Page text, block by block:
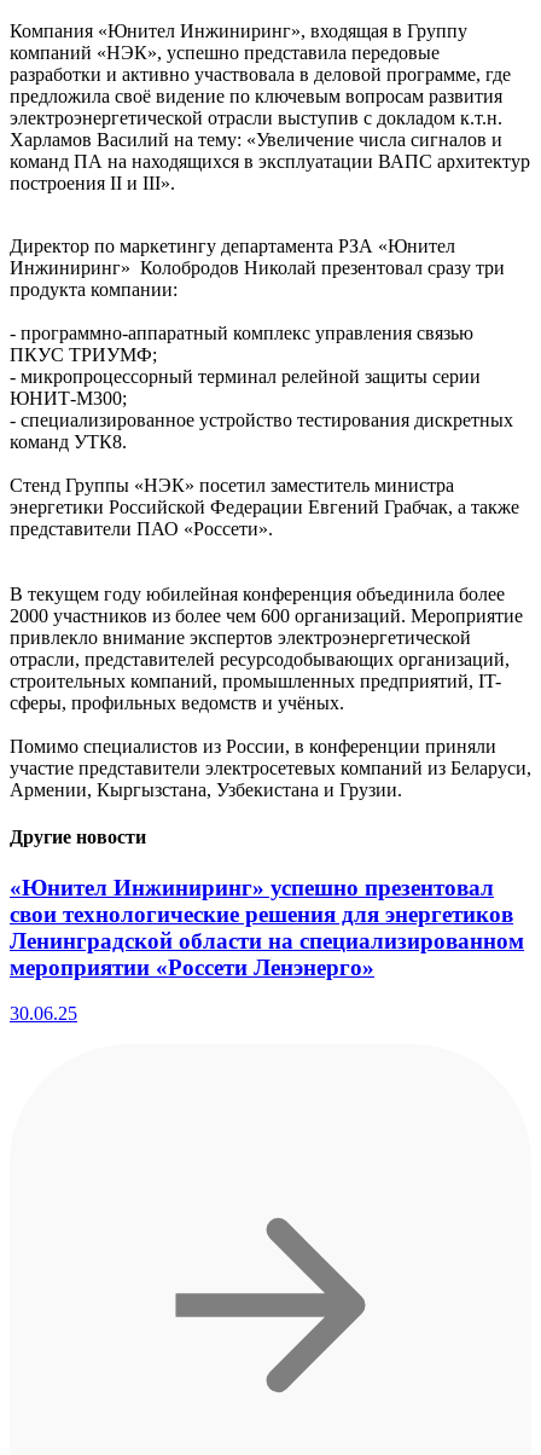
Компания «Юнител Инжиниринг», входящая в Группу
компаний «НЭК», успешно представила передовые
разработки и активно участвовала в деловой программе, где
предложила своё видение по ключевым вопросам развития
электроэнергетической отрасли выступив с докладом к.т.н.
Харламов Василий на тему: «Увеличение числа сигналов и
команд ПА на находящихся в эксплуатации ВАПС архитектур
построения II и III».
Директор по маркетингу департамента РЗА «Юнител
Инжиниринг» Колобродов Николай презентовал сразу три
продукта компании:
- программно-аппаратный комплекс управления связью
ПКУС ТРИУМФ;
- микропроцессорный терминал релейной защиты серии
ЮНИТ-М300;
- специализированное устройство тестирования дискретных
команд УТК8.
Стенд Группы «НЭК» посетил заместитель министра
энергетики Российской Федерации Евгений Грабчак, а также
представители ПАО «Россети».
В текущем году юбилейная конференция объединила более
2000 участников из более чем 600 организаций. Мероприятие
привлекло внимание экспертов электроэнергетической
отрасли, представителей ресурсодобывающих организаций,
строительных компаний, промышленных предприятий, IT-
сферы, профильных ведомств и учёных.
Помимо специалистов из России, в конференции приняли
участие представители электросетевых компаний из Беларуси,
Армении, Кыргызстана, Узбекистана и Грузии.
Другие новости
«Юнител Инжиниринг» успешно презентовал
свои технологические решения для энергетиков
Ленинградской области на специализированном
мероприятии «Россети Ленэнерго»
30.06.25